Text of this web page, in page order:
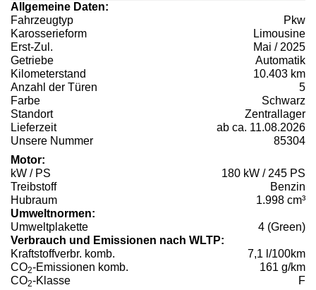
Allgemeine Daten:
Fahrzeugtyp
Pkw
Karosserieform
Limousine
Erst-Zul.
Mai / 2025
Getriebe
Automatik
Kilometerstand
10.403 km
Anzahl der Türen
5
Farbe
Schwarz
Standort
Zentrallager
Lieferzeit
ab ca. 11.08.2026
Unsere Nummer
85304
Motor:
kW / PS
180 kW / 245 PS
Treibstoff
Benzin
Hubraum
1.998 cm³
Umweltnormen:
Umweltplakette
4 (Green)
Verbrauch und Emissionen nach WLTP:
Kraftstoffverbr. komb.
7,1 l/100km
CO2-Emissionen komb.
161 g/km
CO2-Klasse F